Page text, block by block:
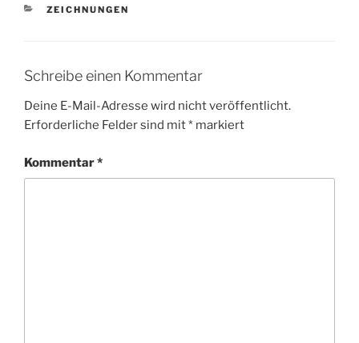
KATEGORIEN
ZEICHNUNGEN
Schreibe einen Kommentar
Deine E-Mail-Adresse wird nicht veröffentlicht.
Erforderliche Felder sind mit* markiert
Kommentar*